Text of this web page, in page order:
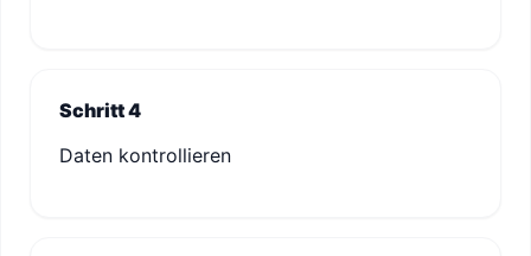
Schritt 4
Daten kontrollieren